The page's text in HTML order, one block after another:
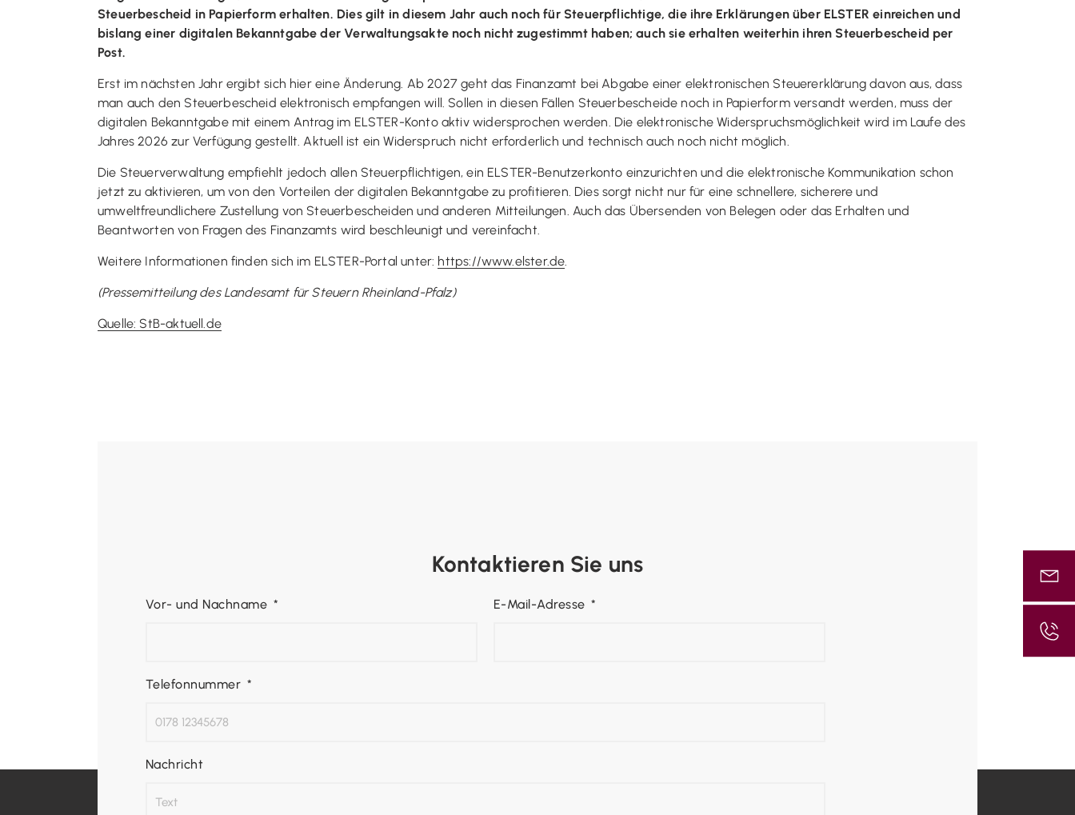
Steuerbescheid in Papierform erhalten. Dies gilt in diesem Jahr auch noch für Steuerpflichtige, die ihre Erklärungen über ELSTER einreichen und
bislang einer digitalen Bekanntgabe der Verwaltungsakte noch nicht zugestimmt haben; auch sie erhalten weiterhin ihren Steuerbescheid per
Post.
Erst im nächsten Jahr ergibt sich hier eine Änderung. Ab 2027 geht das Finanzamt bei Abgabe einer elektronischen Steuererklärung davon aus, dass
man auch den Steuerbescheid elektronisch empfangen will. Sollen in diesen Fällen Steuerbescheide noch in Papierform versandt werden, muss der
digitalen Bekanntgabe mit einem Antrag im ELSTER-Konto aktiv widersprochen werden. Die elektronische Widerspruchsmöglichkeit wird im Laufe des
Jahres 2026 zur Verfügung gestellt. Aktuell ist ein Widerspruch nicht erforderlich und technisch auch noch nicht möglich.
Die Steuerverwaltung empfiehlt jedoch allen Steuerpflichtigen, ein ELSTER-Benutzerkonto einzurichten und die elektronische Kommunikation schon
jetzt zu aktivieren, um von den Vorteilen der digitalen Bekanntgabe zu profitieren. Dies sorgt nicht nur für eine schnellere, sicherere und
umweltfreundlichere Zustellung von Steuerbescheiden und anderen Mitteilungen. Auch das Übersenden von Belegen oder das Erhalten und
Beantworten von Fragen des Finanzamts wird beschleunigt und vereinfacht.
Weitere Informationen finden sich im ELSTER-Portal unter: https://www.elster.de.
(Pressemitteilung des Landesamt für Steuern Rheinland-Pfalz)
Quelle: StB-aktuell.de
Kontaktieren Sie uns
Vor- und Nachname E-Mail-Adresse
Telefonnummer
Nachricht